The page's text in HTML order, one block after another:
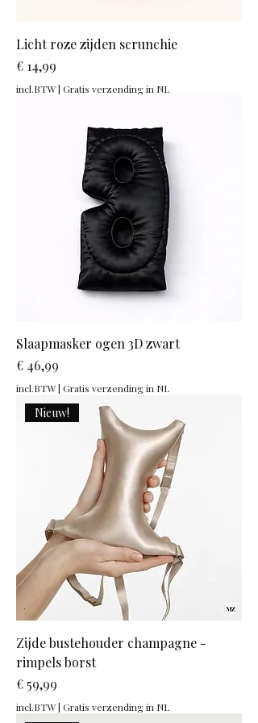
Licht roze zijden scrunchie
Prijs
€ 14,99
incl.BTW| Gratis verzending in NL
Slaapmasker ogen 3D zwart
Prijs
€ 46,99
incl.BTW| Gratis verzending in NL
Nieuw!
Zijde bustehouder champagne -
rimpels borst
Prijs
€ 59,99
incl.BTW| Gratis verzending in NL